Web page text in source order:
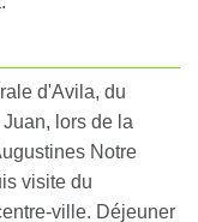
d'Avila, du
lors de la
Notre
visite du
ville. Déjeuner